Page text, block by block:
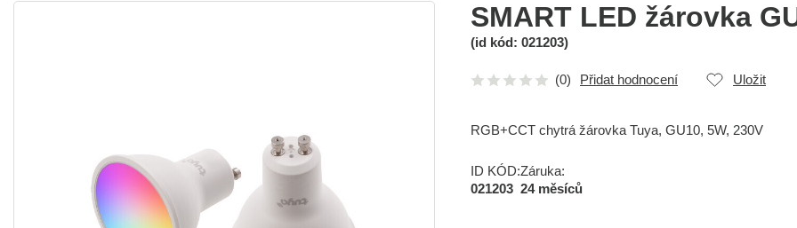
SMART LED žárovka
(id kód: 021203)
(0) Přidat hodnocení Uložit
RGB+CCT chytrá žárovka Tuya, GU10, 5W, 230V
ID KÓD:
021203
Záruka:
24 měsíců